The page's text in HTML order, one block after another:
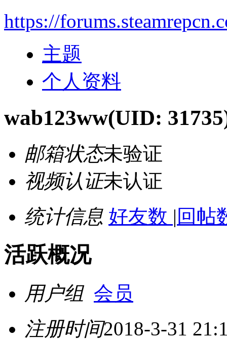
https://
主题
个人资料
wab123ww(UID:
邮箱状态未验证
视频认证未认证
统计信息 好友数 | 回帖
活跃概况
用户组 会员
注册时间2018-3-31